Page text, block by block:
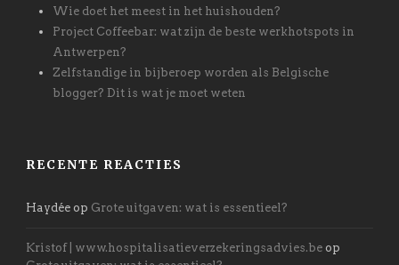
Wie doet het meest in het huishouden?
Project Coffeebar: wat zijn de beste werkhotspots in
Antwerpen?
Zelfstandige in bijberoep worden als Belgische
blogger? Dit is wat je moet weten
RECENTE REACTIES
Haydée op Grote uitgaven: wat is essentieel?
Kristof | www.hospitalisatieverzekeringsadvies.be op